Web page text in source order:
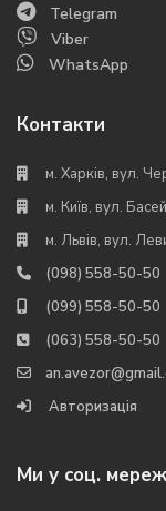
Telegram
Viber
WhatsApp
Контакти
м. Харків, вул.
м. Київ, вул.
м. Львів, вул.
(098) 558-50-50
(099) 558-50-50
(063) 558-50-50
Авторизація
Ми у соц.